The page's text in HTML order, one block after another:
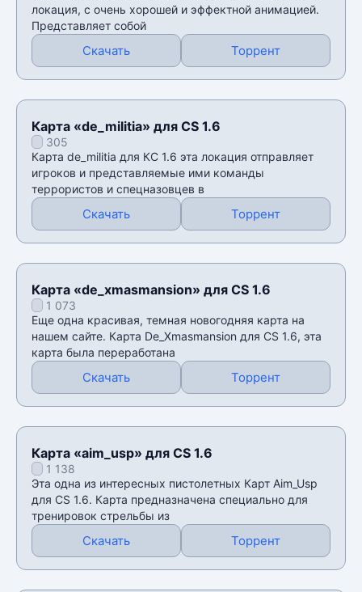
локация, с очень хорошей и эффектной анимацией.
Представляет собой
Скачать Торрент
Карта «de_militia» для CS 1.6
305
Карта de_militia для КС 1.6 эта локация отправляет
игроков и представляемые ими команды
террористов и спецназовцев в
Скачать Торрент
Карта «de_xmasmansion» для CS 1.6
1 073
Еще одна красивая, темная новогодняя карта на
нашем сайте. Карта De_Xmasmansion для CS 1.6, эта
карта была переработана
Скачать Торрент
Карта «aim_usp» для CS 1.6
1 138
Эта одна из интересных пистолетных Карт Аim_Usp
для CS 1.6. Карта предназначена специально для
тренировок стрельбы из
Скачать Торрент